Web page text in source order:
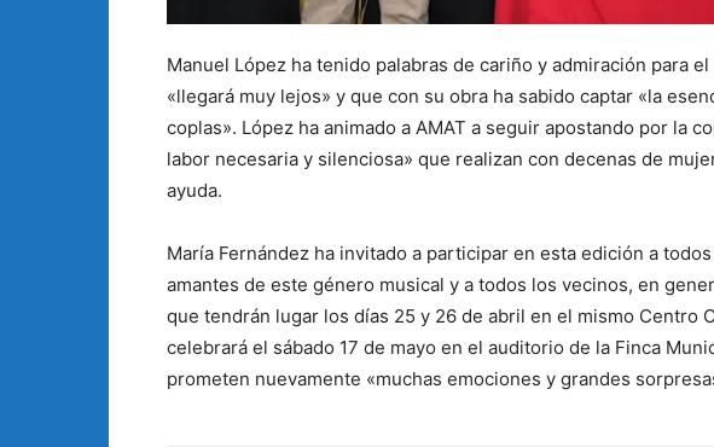
Manuel López ha tenido palabras de cariño y admiración para
«llegará muy lejos» y que con su obra ha sabido captar «la
coplas». López ha animado a AMAT a seguir apostando por la
labor necesaria y silenciosa» que realizan con decenas de
ayuda.
María Fernández ha invitado a participar en esta edición a
amantes de este género musical y a todos los vecinos, en
que tendrán lugar los días 25 y 26 de abril en el mismo Centro
celebrará el sábado 17 de mayo en el auditorio de la Finca
prometen nuevamente «muchas emociones y grandes